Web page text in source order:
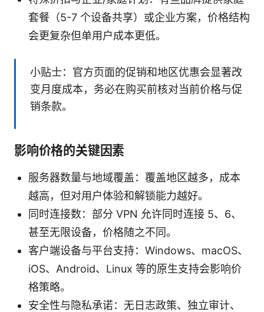
套餐（5-7 个设备共享）或企业方案，价格结构
会更复杂但单用户成本更低。
小贴士：官方页面的促销和地区优惠会显著改
变月度成本，务必在购买前核对当前价格与促
销条款。
影响价格的关键因素
服务器数量与地域覆盖：覆盖地区越多，成本
越高，但对用户体验和解锁能力越好。
同时连接数：部分 VPN 允许同时连接 5、6、
甚至无限设备，价格随之不同。
客户端设备与平台支持：Windows、macOS、
iOS、Android、Linux 等的原生支持会影响价
格策略。
安全性与隐私承诺：无日志政策、独立审计、